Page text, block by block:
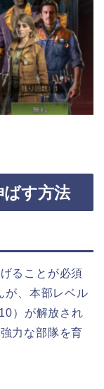
ばす方法
ることが必須
が、本部レベル
）が解放され
力な部隊を育